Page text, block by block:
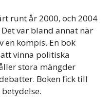
runt år 2000, och 2004
var bland annat när
en kompis. En bok
vinna politiska
stora mängder
Boken fick till